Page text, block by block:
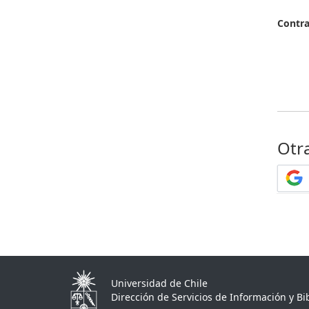
Universidad de Chile
Dirección de Servicios de Información y